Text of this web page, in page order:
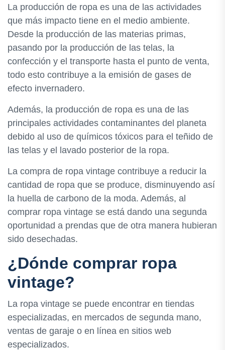
La producción de ropa es una de las actividades
que más impacto tiene en el medio ambiente.
Desde la producción de las materias primas,
pasando por la producción de las telas, la
confección y el transporte hasta el punto de venta,
todo esto contribuye a la emisión de gases de
efecto invernadero.
Además, la producción de ropa es una de las
principales actividades contaminantes del planeta
debido al uso de químicos tóxicos para el teñido de
las telas y el lavado posterior de la ropa.
La compra de ropa vintage contribuye a reducir la
cantidad de ropa que se produce, disminuyendo así
la huella de carbono de la moda. Además, al
comprar ropa vintage se está dando una segunda
oportunidad a prendas que de otra manera hubieran
sido desechadas.
¿Dónde comprar ropa
vintage?
La ropa vintage se puede encontrar en tiendas
especializadas, en mercados de segunda mano,
ventas de garaje o en línea en sitios web
especializados.